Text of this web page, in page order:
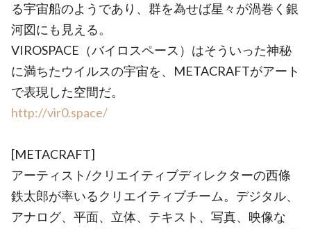
る宇宙船のようであり、群を為せば星々が渦巻く銀
河図にも見える。
VIROSPACE（バイロスペース）はそういった神秘
に満ちたウイルスの宇宙を、METACRAFTがアート
で表現した空間だ。
http://vir0.space/
[METACRAFT]
アーティスト/クリエイティブディレクターの西條
鉄太郎が率いるクリエイティブチーム。デジタル、
アナログ、平面、立体、テキスト、写真、映像な